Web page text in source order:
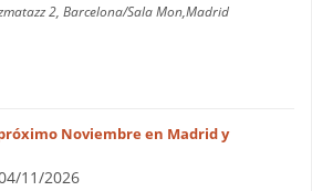
2, Barcelona/Sala Mon,Madrid
Noviembre en Madrid y
11/2026